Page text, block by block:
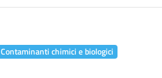
Contaminanti chimici e biologici